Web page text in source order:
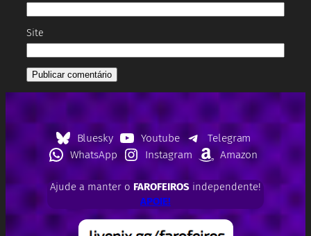
Site
Bluesky Youtube
Telegram
WhatsApp
Instagram Amazon
Ajude a manter o FAROFEIROSindependente!
APOIE!